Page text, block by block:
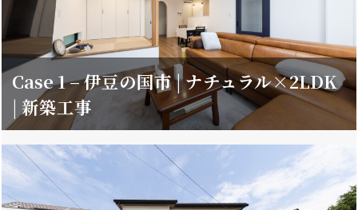
Case 1 – 伊豆の国市 | ナチュラル×2LDK
| 新築工事